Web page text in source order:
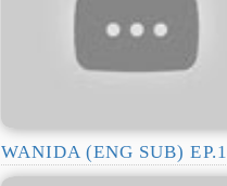
WANIDA (ENG SUB)